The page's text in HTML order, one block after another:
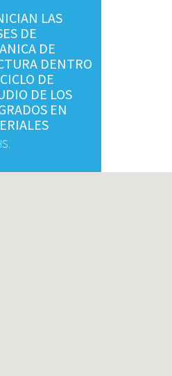
LAS
DE
DE
DENTRO
DE
DE LOS
EN